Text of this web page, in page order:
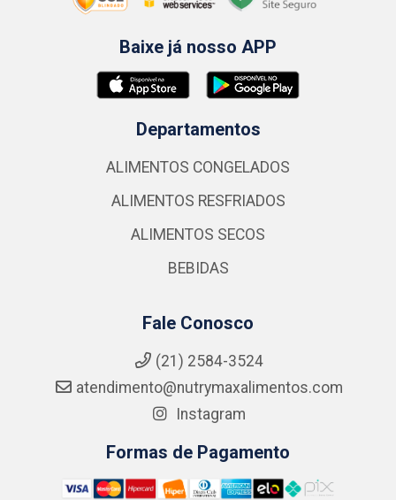
Baixe já nosso APP
Departamentos
ALIMENTOS CONGELADOS
ALIMENTOS RESFRIADOS
ALIMENTOS SECOS
BEBIDAS
Fale Conosco
(21) 2584-3524
atendimento@nutrymaxalimentos.com
Instagram
Formas de Pagamento